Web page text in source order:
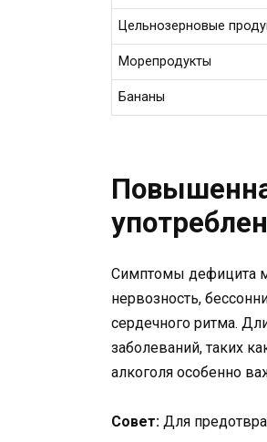
Цельнозерновые
Морепродукты
Бананы
Симптомы дефицита
нервозность,
сердечного ритма.
заболеваний, таких
алкоголя особенно
Совет: Для